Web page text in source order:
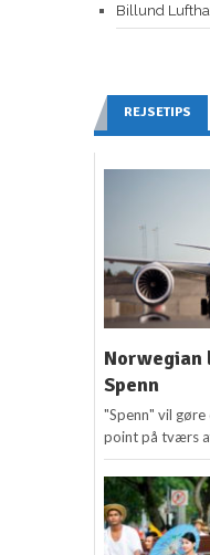
Billund
REJSETIPS
Norwegian
Spenn
"Spenn" vil
point på tværs